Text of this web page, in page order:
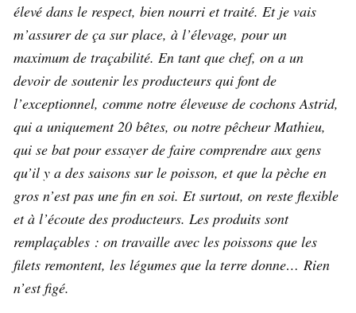
élevé dans le respect, bien nourri et traité. Et je vais
m’assurer de ça sur place, à l’élevage, pour un
maximum de traçabilité. En tant que chef, on a un
devoir de soutenir les producteurs qui font de
l’exceptionnel, comme notre éleveuse de cochons Astrid,
qui a uniquement 20 bêtes, ou notre pêcheur Mathieu,
qui se bat pour essayer de faire comprendre aux gens
qu’il y a des saisons sur le poisson, et que la pèche en
gros n’est pas une fin en soi. Et surtout, on reste flexible
et à l’écoute des producteurs. Les produits sont
remplaçables : on travaille avec les poissons que les
filets remontent, les légumes que la terre donne… Rien
n’est figé.